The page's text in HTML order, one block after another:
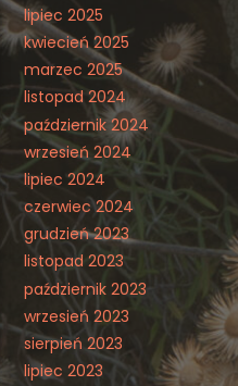
lipiec 2025
kwiecień 2025
marzec 2025
listopad 2024
październik 2024
wrzesień 2024
lipiec 2024
czerwiec 2024
grudzień 2023
listopad 2023
październik 2023
wrzesień 2023
sierpień 2023
lipiec 2023